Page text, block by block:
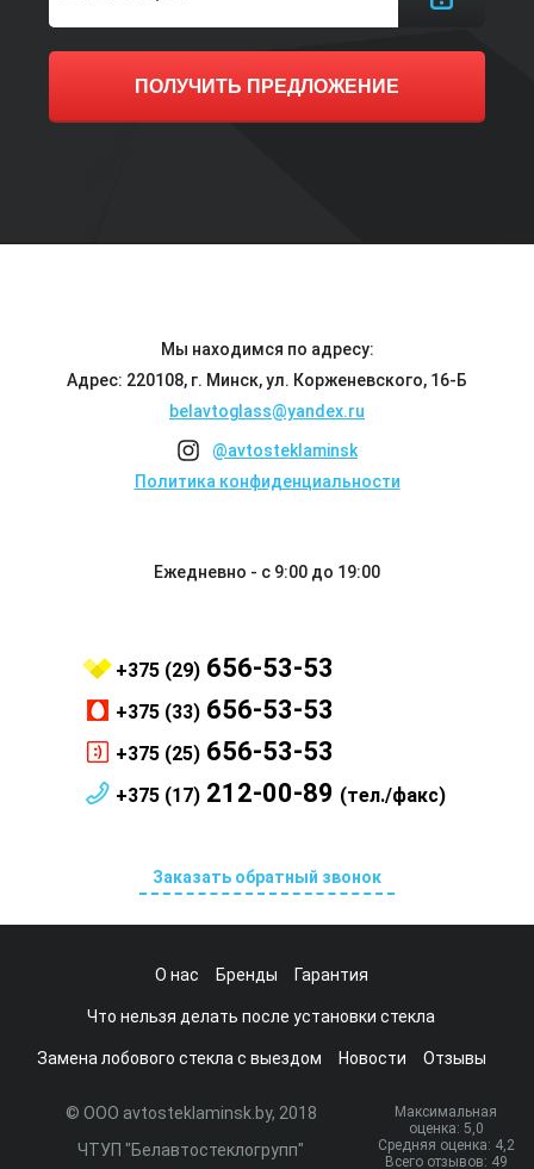
ПОЛУЧИТЬ ПРЕДЛОЖЕНИЕ
Мы находимся по адресу:
Адрес: 220108, г. Минск, ул. Корженевского, 16-Б
belavtoglass@yandex.ru
@avtosteklaminsk
Политика конфиденциальности
Ежедневно - с 9:00 до 19:00
+375 (29) 656-53-53
+375 (33) 656-53-53
+375 (25) 656-53-53
+375 (17) 212-00-89 (тел./факс)
Заказать обратный звонок
О нас Бренды Гарантия
Что нельзя делать после установки стекла
Замена лобового стекла с выездом Новости Отзывы
© ООО avtosteklaminsk.by, 2018
ЧТУП "Белавтостеклогрупп"
Максимальная
оценка: 5,0
Средняя оценка: 4,2
Всего отзывов: 49